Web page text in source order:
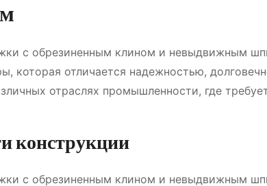
с обрезиненным клином и невыдвижным
которая отличается надежностью,
отраслях промышленности, где
конструкции
с обрезиненным клином и невыдвижным